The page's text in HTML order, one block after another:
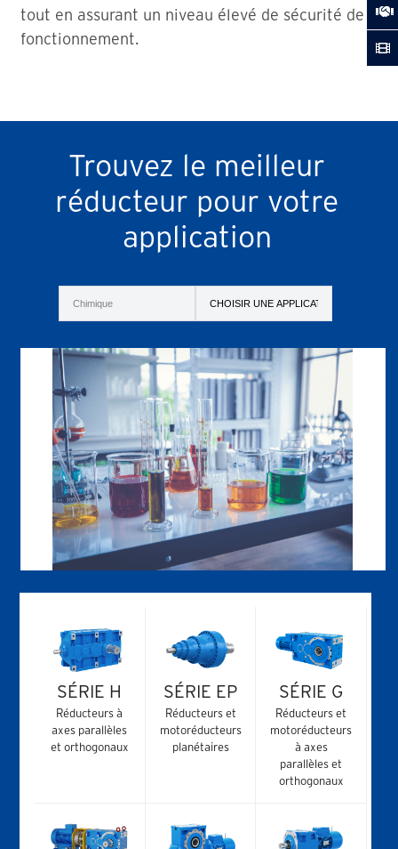
tout en assurant un niveau élevé de sécurité de
fonctionnement.
Trouvez le meilleur
réducteur pour votre
application
SÉRIE H
Réducteurs à
axes parallèles
et orthogonaux
SÉRIE EP
Réducteurs et
motoréducteurs
planétaires
SÉRIE G
Réducteurs et
motoréducteurs
à axes
parallèles et
orthogonaux